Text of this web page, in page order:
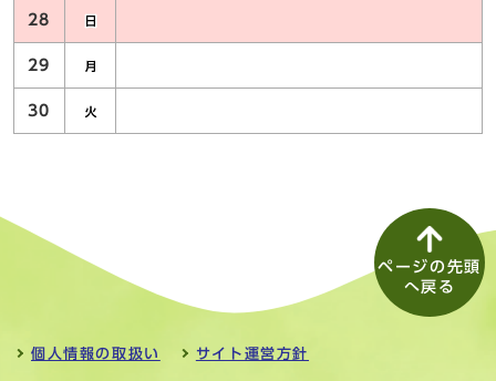
28
29
30
ページの先頭
へ戻る
個人情報の取扱い サイト運営方針